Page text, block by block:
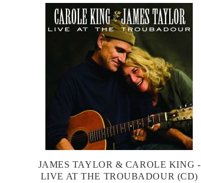
JAMES TAYLOR & CAROLE KING -
LIVE AT THE TROUBADOUR (CD)